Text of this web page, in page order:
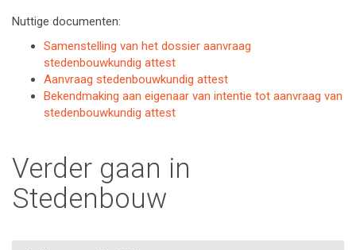
Nuttige documenten:
Samenstelling van het dossier aanvraag
stedenbouwkundig attest
Aanvraag stedenbouwkundig attest
Bekendmaking aan eigenaar van intentie tot aanvraag van
stedenbouwkundig attest
Verder gaan in
Stedenbouw